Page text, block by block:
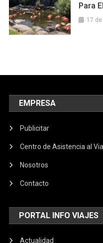
Para
17
EMPRESA
Publicitar
Centro de Asistencia al
Nosotros
Contacto
PORTAL INFO VIAJES
Actualidad